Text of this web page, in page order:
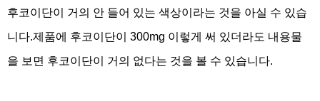
후코이단이 거의 안 들어 있는 색상이라는 것을 아실 수 있습
니다.제품에 후코이단이 300mg 이렇게 써 있더라도 내용물
을 보면 후코이단이 거의 없다는 것을 볼 수 있습니다.